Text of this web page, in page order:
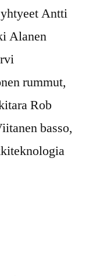
Antti
Alanen
rummut,
Rob
basso,